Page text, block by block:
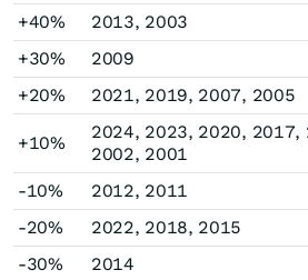
+40%
2013, 2003
+30%
2009
+20%
2021, 2019, 2007, 2005
+10%
2024, 2023, 2020, 2017,
2002, 2001
-10%
2012, 2011
-20%
2022, 2018, 2015
-30%
2014